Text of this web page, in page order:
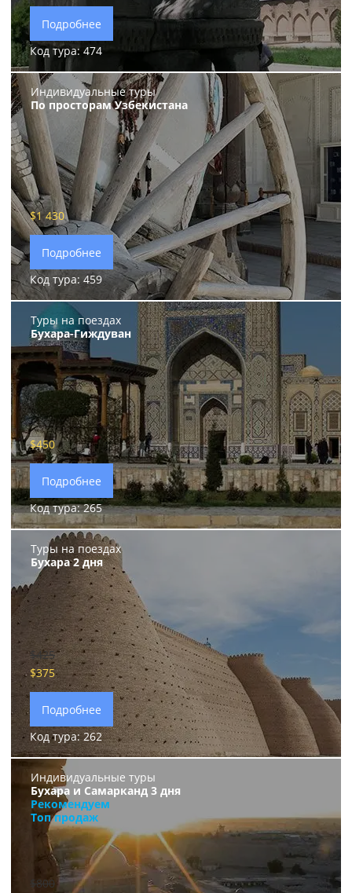
Подробнее
Код тура: 474
Индивидуальные туры
По просторам Узбекистана
$1 430
Подробнее
Код тура: 459
Туры на поездах
Бухара-Гиждуван
$450
Подробнее
Код тура: 265
Туры на поездах
Бухара 2 дня
$425
$375
Подробнее
Код тура: 262
Индивидуальные туры
Бухара и Самарканд 3 дня
Рекомендуем
Топ продаж
$800